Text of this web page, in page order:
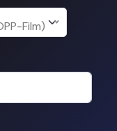
Film)